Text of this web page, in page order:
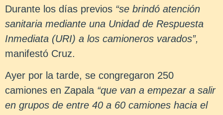
Durante los días previos “se brindó atención
sanitaria mediante una Unidad de Respuesta
Inmediata (URI) a los camioneros varados”,
manifestó Cruz.
Ayer por la tarde, se congregaron 250
camiones en Zapala “que van a empezar a salir
en grupos de entre 40 a 60 camiones hacia el